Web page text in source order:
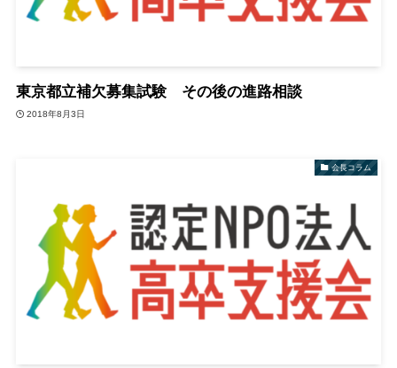
東京都立補欠募集試験 その後の進路相談
2018年8月3日
会長コラム